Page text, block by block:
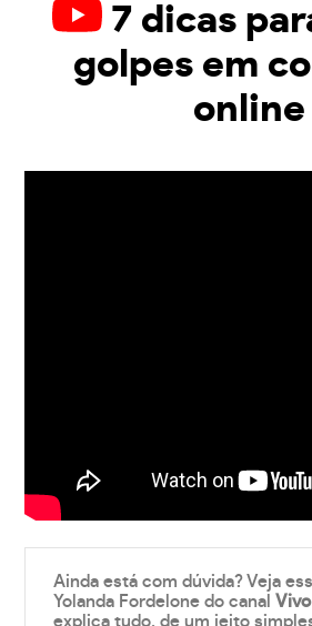
7 dicas
golpes em
online
Ainda está com dúvida? Veja
Yolanda Fordelone do canal
explica tudo, de um jeito